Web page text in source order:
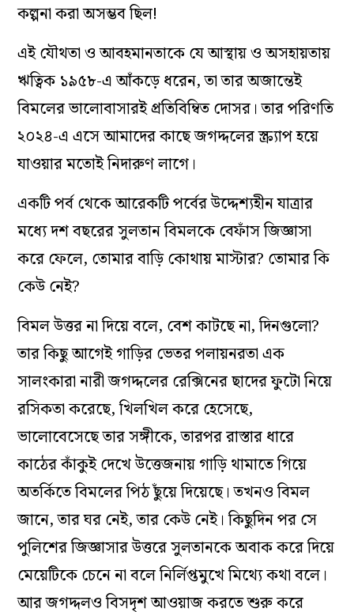
কল্পনা করা অসম্ভব ছিল!
এই যৌথতা ও আবহমানতাকে যে আস্থায় ও অসহায়তায়
ঋত্বিক ১৯৫৮-এ আঁকড়ে ধরেন, তা তার অজান্তেই
বিমলের ভালোবাসারই প্রতিবিম্বিত দোসর। তার পরিণতি
২০২৪-এ এসে আমাদের কাছে জগদ্দলের স্ক্র্যাপ হয়ে
যাওয়ার মতোই নিদারুণ লাগে।
একটি পর্ব থেকে আরেকটি পর্বের উদ্দেশ্যহীন যাত্রার
মধ্যে দশ বছরের সুলতান বিমলকে বেফাঁস জিজ্ঞাসা
করে ফেলে, তোমার বাড়ি কোথায় মাস্টার? তোমার কি
কেউ নেই?
বিমল উত্তর না দিয়ে বলে, বেশ কাটছে না, দিনগুলো?
তার কিছু আগেই গাড়ির ভেতর পলায়নরতা এক
সালংকারা নারী জগদ্দলের রেক্সিনের ছাদের ফুটো নিয়ে
রসিকতা করেছে, খিলখিল করে হেসেছে,
ভালোবেসেছে তার সঙ্গীকে, তারপর রাস্তার ধারে
কাঠের কাঁকুই দেখে উত্তেজনায় গাড়ি থামাতে গিয়ে
অতর্কিতে বিমলের পিঠ ছুঁয়ে দিয়েছে। তখনও বিমল
জানে, তার ঘর নেই, তার কেউ নেই। কিছুদিন পর সে
পুলিশের জিজ্ঞাসার উত্তরে সুলতানকে অবাক করে দিয়ে
মেয়েটিকে চেনে না বলে নির্লিপ্তমুখে মিথ্যে কথা বলে।
আর জগদ্দলও বিসদৃশ আওয়াজ করতে শুরু করে